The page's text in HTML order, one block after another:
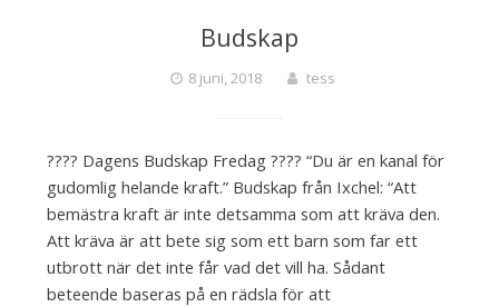
Budskap
8 juni, 2018 tess
???? Dagens Budskap Fredag ???? “Du är en kanal för
gudomlig helande kraft.” Budskap från Ixchel: “Att
bemästra kraft är inte detsamma som att kräva den.
Att kräva är att bete sig som ett barn som far ett
utbrott när det inte får vad det vill ha. Sådant
beteende baseras på en rädsla för att